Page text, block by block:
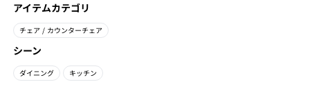
アイテムカテゴリ
チェア / カウンターチェア
シーン
ダイニング キッチン